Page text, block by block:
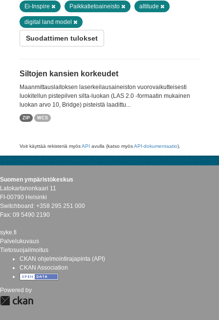
Ei-Inspire Paikkatietoaineisto altitude
digital land model
Suodattimen tulokset
Siltojen kansien korkeudet
Maanmittauslaitoksen laserkeilausaineiston vuorovaikutteisesti
luokitellun pistepilven silta-luokan (LAS 2.0 -formaatin mukainen
luokan arvo 10, Bridge) pisteistä laadittu...
ZIP WCS
Voit käyttää rekisteriä myösAPI avulla (katso myösAPI-dokumentaatio).
Suomen ympäristökeskus
Latokartanonkaari 11
FI-00790 Helsinki
Switchboard: +358 295 251 000
Fax: 09 5490 2190
syke.fi
Palvelukuvaus
Tietosuojailmoitus
CKAN ohjelmointirajapinta (API)
CKAN Association
Powered by